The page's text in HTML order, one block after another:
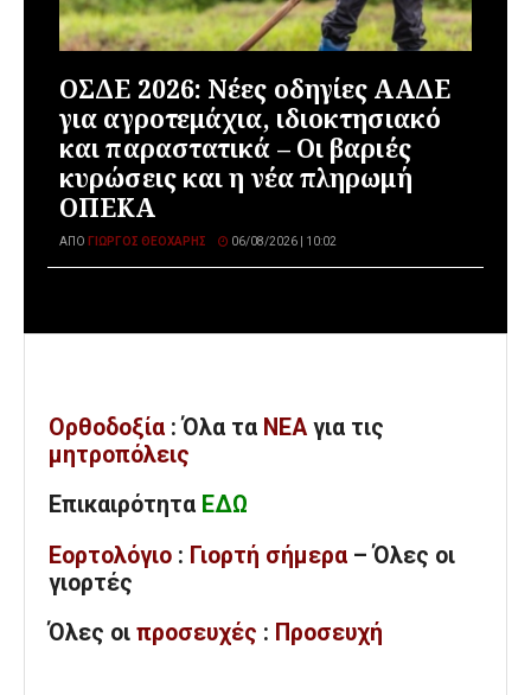
ΟΣΔΕ 2026: Νέες οδηγίες ΑΑΔΕ
για αγροτεμάχια, ιδιοκτησιακό
και παραστατικά – Οι βαριές
κυρώσεις και η νέα πληρωμή
ΟΠΕΚΑ
ΑΠΌ ΓΙΏΡΓΟΣ ΘΕΟΧΆΡΗΣ 06/08/2026 | 10:02
Ορθοδοξία : Όλα τα ΝΕΑ για τις
μητροπόλεις
Επικαιρότητα ΕΔΩ
Εορτολόγιο : Γιορτή σήμερα – Όλες οι
γιορτές
Όλες οι προσευχές : Προσευχή